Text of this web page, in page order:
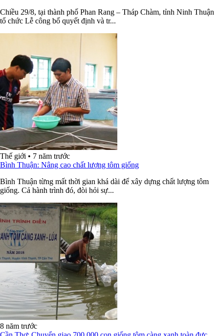
Chiều 29/8, tại thành phố Phan Rang – Tháp Chàm, tỉnh Ninh Thuận
tổ chức Lễ công bố quyết định và tr...
Thế giới • 7 năm trước
Bình Thuận: Nâng cao chất lượng tôm giống
Bình Thuận từng mất thời gian khá dài để xây dựng chất lượng tôm
giống. Cả hành trình đó, đòi hỏi sự...
8 năm trước